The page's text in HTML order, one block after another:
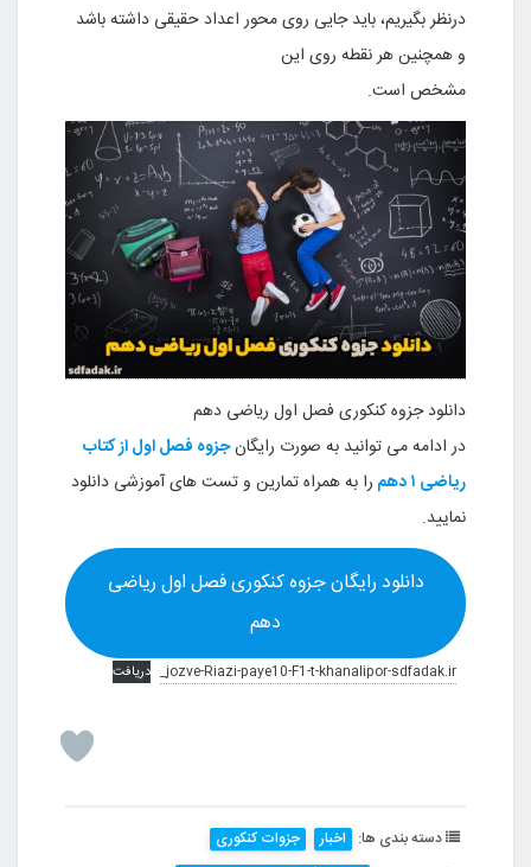
درنظر بگیریم، باید جایی روی محور اعداد حقیقی داشته باشد
و همچنین هر نقطه روی این
مشخص است.
دانلود جزوه کنکوری فصل اول ریاضی دهم
در ادامه می توانید به صورت رایگانجزوه فصل اول از کتاب
ریاضی ۱ دهم
را به همراه تمارین و تست های آموزشی دانلود
نمایید.
دانلود رایگان جزوه کنکوری فصل اول ریاضی
دهم
jozve-Riazi-paye10-F1-t-khanalipor-sdfadak.ir_ دریافت
دسته بندی ها: اخبار
جزوات کنکوری